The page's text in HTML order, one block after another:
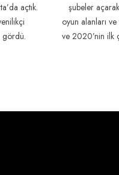
açtık.
gördü.
şubeler
oyun alanları ve
ve 2020’nin ilk